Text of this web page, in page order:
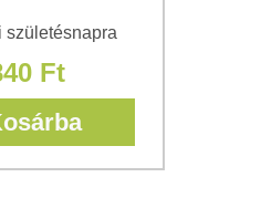
születésnapra
Ft